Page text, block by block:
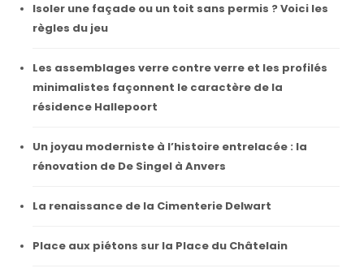
Isoler une façade ou un toit sans permis ? Voici les
règles du jeu
Les assemblages verre contre verre et les profilés
minimalistes façonnent le caractère de la
résidence Hallepoort
Un joyau moderniste à l’histoire entrelacée : la
rénovation de De Singel à Anvers
La renaissance de la Cimenterie Delwart
Place aux piétons sur la Place du Châtelain